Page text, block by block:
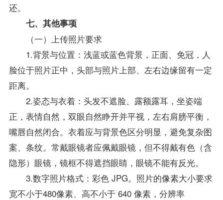
还。
七、其他事项
（一）上传照片要求
1.背景与位置：浅蓝或蓝色背景，正面、免冠，人
脸位于照片正中，头部与照片上部、左右边缘留有一定
距离。
2.姿态与衣着：头发不遮脸、露额露耳，坐姿端
正，表情自然，双眼自然睁开并平视，左右肩膀平衡，
嘴唇自然闭合。衣着应与背景色区分明显，避免复杂图
案、条纹。常戴眼镜者应佩戴眼镜，但不得戴有色（含
隐形）眼镜，镜框不得遮挡眼睛，眼镜不能有反光。
3.数字照片格式：彩色 JPG。照片的像素大小要求
宽不小于480像素、高不小于 640 像素，分辨率